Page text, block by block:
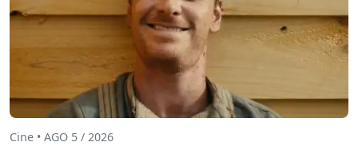
Cine • AGO 5 / 2026